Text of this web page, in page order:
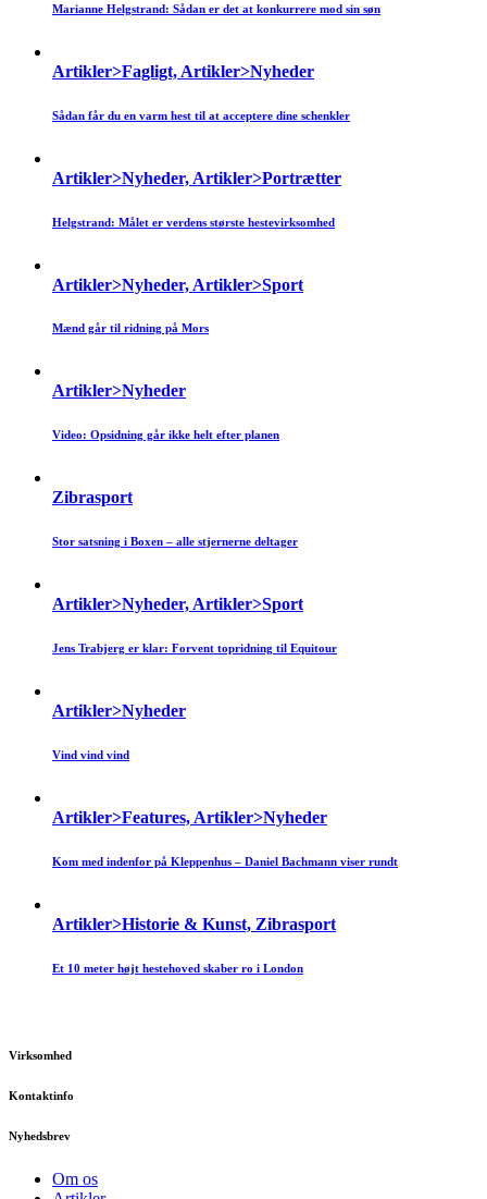
Marianne Helgstrand: Sådan er det at konkurrere mod sin søn
Artikler>Fagligt, Artikler>Nyheder
Sådan får du en varm hest til at acceptere dine schenkler
Artikler>Nyheder, Artikler>Portrætter
Helgstrand: Målet er verdens største hestevirksomhed
Artikler>Nyheder, Artikler>Sport
Mænd går til ridning på Mors
Artikler>Nyheder
Video: Opsidning går ikke helt efter planen
Zibrasport
Stor satsning i Boxen – alle stjernerne deltager
Artikler>Nyheder, Artikler>Sport
Jens Trabjerg er klar: Forvent topridning til Equitour
Artikler>Nyheder
Vind vind vind
Artikler>Features, Artikler>Nyheder
Kom med indenfor på Kleppenhus – Daniel Bachmann viser rundt
Artikler>Historie & Kunst, Zibrasport
Et 10 meter højt hestehoved skaber ro i London
Virksomhed
Kontaktinfo
Nyhedsbrev
Om os